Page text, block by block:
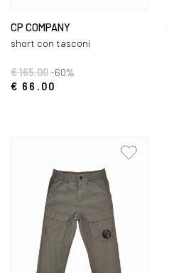
CP COMPANY
short con tasconi
€ 165.00-60%
€ 66.00